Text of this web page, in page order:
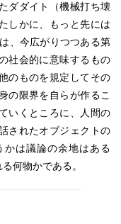
ダダイト（機械打ち壊
しかに、もっと先には
、今広がりつつある第
社会的に意味するもの
のものを規定してその
の限界を自らが作るこ
いくところに、人間の
されたオブジェクトの
かは議論の余地はある
何物かである。